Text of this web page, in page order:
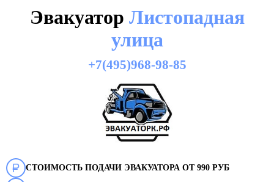
Эвакуатор Листопадная
улица
+7(495)968-98-85
СТОИМОСТЬ ПОДАЧИ ЭВАКУАТОРА ОТ 990 РУБ